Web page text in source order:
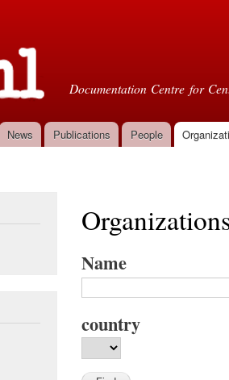
Documentation Centre for
News Publications People
Name
country